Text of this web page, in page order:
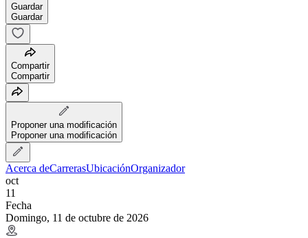
Guardar
Guardar
Compartir
Compartir
Proponer una modificación
Proponer una modificación
Acerca deCarrerasUbicaciónOrganizador
oct
11
Fecha
Domingo, 11 de octubre de 2026